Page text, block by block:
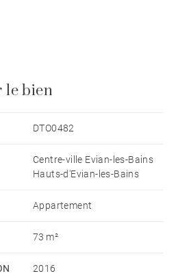
d'une entrée, d'un séjour-
une terrasse. La partie nuit
à Lémanvous propose
le bien
DTO0482
Centre-ville Evian-les-Bains
Hauts-d'Evian-les-Bains
Appartement
73 m²
2016